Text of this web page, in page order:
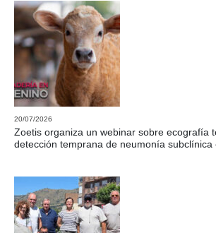
20/07/2026
Zoetis organiza un webinar sobre ecografía
detección temprana de neumonía subclínica